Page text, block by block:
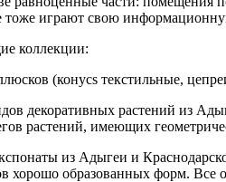
играют свою
коллекции:
(конусs текстильные,
декоративных растений из
растений, имеющих
из Адыгеи и
хорошо образованных форм.